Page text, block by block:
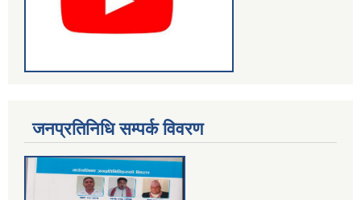
जनप्रतिनिधि सम्पर्क विवरण